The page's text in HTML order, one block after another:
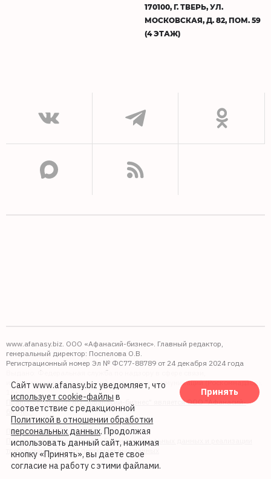
170100, Г. ТВЕРЬ, УЛ.
МОСКОВСКАЯ, Д. 82, ПОМ. 59
(4 ЭТАЖ)
www.afanasy.biz. ООО «Афанасий-бизнес». Главный редактор,
генеральный директор: Поспелова О.В.
Регистрационный номер Эл № ФС77-88789 от 24 декабря 2024 года
Выдано: Федеральная служба по надзору в сфере связи,
информационных технологий и массовых коммуникаций (Роскомнадзор).
Правопреемником АО "Афанасий-бизнес" является ООО "Афанасий-
бизнес"
Политика обработки файлов cookie
Политика в отношении обработки персональных данных и реализации
требований к защите персональных данных
Сайт www.afanasy.biz уведомляет, что
использует cookie-файлы в
соответствие с редакционной
Политикой в отношении обработки
персональных данных. Продолжая
использовать данный сайт, нажимая
кнопку «Принять», вы даете свое
согласие на работу с этими файлами.
Принять